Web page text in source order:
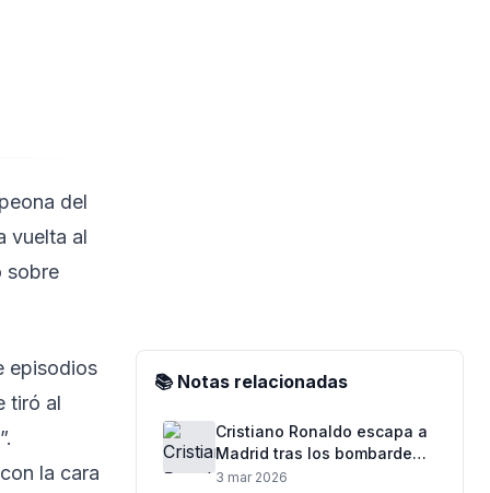
del
vuelta al
sobre
episodios
tiró al
”.
la cara
📚 Notas relacionadas
Cristiano Ronaldo escapa a
Madrid tras los bombardeos
en Arabia Saudita
3 mar 2026